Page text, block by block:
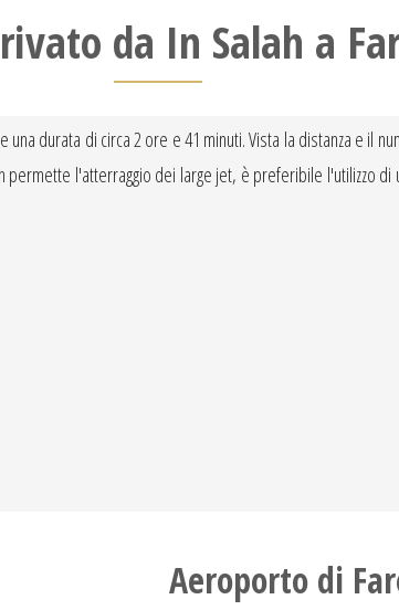
da In Salah a
una durata di circa 2 ore e 41 minuti. Vista la distanza e il
l'atterraggio dei large jet, è preferibile l'utilizzo
Aeroporto di